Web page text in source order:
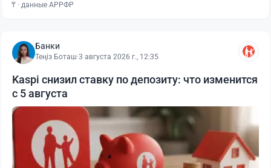
₸ · данные АРРФР
Банки
Теңіз Боташ·3 августа 2026 г., 12:35
Kaspi снизил ставку по депозиту: что изменится
с 5 августа